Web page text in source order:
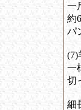
一
約
パ
(7)
一
切
細